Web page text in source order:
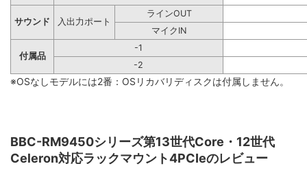
サウンド 入出力ポート
ラインOUT
マイクIN
付属品
-1
-2
※OSなしモデルには2番：OSリカバリディスクは付属しません。
BBC-RM9450シリーズ第13世代Core・12世代
Celeron対応ラックマウント4PCIeのレビュー